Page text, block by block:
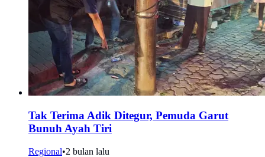
Tak Terima Adik Ditegur, Pemuda Garut
Bunuh Ayah Tiri
Regional•2 bulan lalu